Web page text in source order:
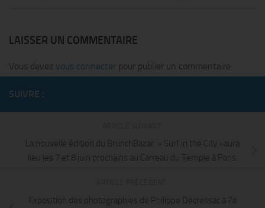
LAISSER UN COMMENTAIRE
Vous devez vous connecter pour publier un commentaire.
SUIVRE :
La nouvelle édition du BrunchBazar » Surf in the City »aura
lieu les 7 et 8 juin prochains au Carreau du Temple à Paris.
Exposition des photographies de Philippe Decressac à Ze